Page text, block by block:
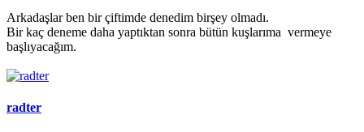
Arkadaşlar ben bir çiftimde denedim birşey olmadı.
Bir kaç deneme daha yaptıktan sonra bütün kuşlarıma vermeye
başlıyacağım.
radter